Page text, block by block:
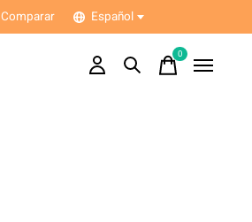
Comparar Español
0items